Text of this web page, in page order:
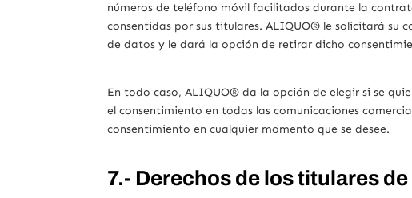
números de teléfono móvil facilitados durante la
consentidas por sus titulares. ALIQUO® le solicitará su
de datos y le dará la opción de retirar dicho
En todo caso, ALIQUO® da la opción de elegir si se
el consentimiento en todas las comunicaciones
consentimiento en cualquier momento que se desee.
7.- Derechos de los titulares